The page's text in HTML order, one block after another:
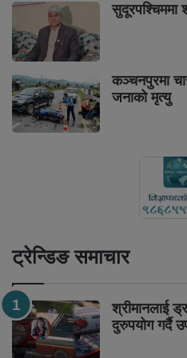
सुदूरपश्चिममा
कञ्चनपुरमा
जनाको मृत्यु
ट्रेन्डिङ समाचार
श्रीमानलाई
दुरुपयोग गर्दै